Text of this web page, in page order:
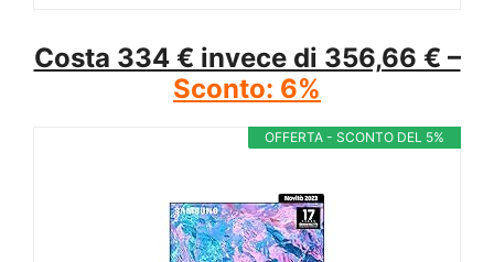
Costa 334 € invece di 356,66 € –
Sconto: 6%
OFFERTA - SCONTO DEL 5%